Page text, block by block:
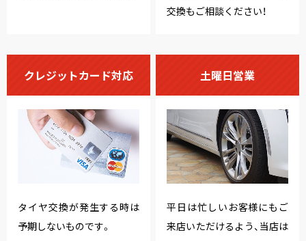
交換もご相談ください！
クレジットカード対応
タイヤ交換が発生する時は
予期しないものです。
土曜日営業
平日は忙しいお客様にもご
来店いただけるよう、当店は